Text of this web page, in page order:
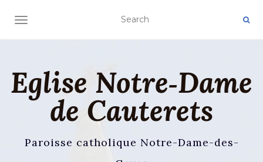
AFFICHER/MASQUER LA NAVIGATION
Eglise Notre‑Dame
de Cauterets
Paroisse catholique Notre-Dame-des-